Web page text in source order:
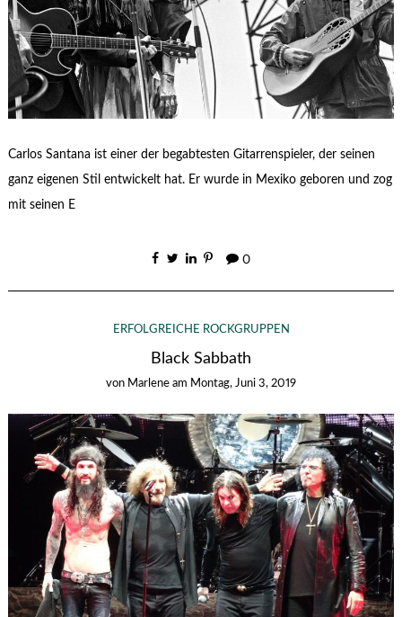
Carlos Santana ist einer der begabtesten Gitarrenspieler, der seinen
ganz eigenen Stil entwickelt hat. Er wurde in Mexiko geboren und zog
mit seinen E
0
ERFOLGREICHE ROCKGRUPPEN
Black Sabbath
von Marlene am Montag, Juni 3, 2019